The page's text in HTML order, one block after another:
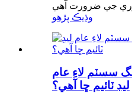
وڌيڪ پڙهو
سسٽم لاءِ عام
ليڊ ٽائيم ڇا آهي؟